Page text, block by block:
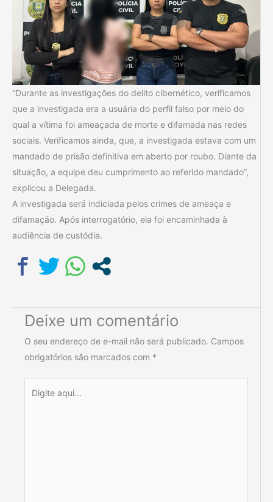
“Durante as investigações do delito cibernético, verificamos
que a investigada era a usuária do perfil falso por meio do
qual a vítima foi ameaçada de morte e difamada nas redes
sociais. Verificamos ainda, que, a investigada estava com um
mandado de prisão definitiva em aberto por roubo. Diante da
situação, a equipe deu cumprimento ao referido mandado”,
explicou a Delegada.
A investigada será indiciada pelos crimes de ameaça e
difamação. Após interrogatório, ela foi encaminhada à
audiência de custódia.
Deixe um comentário
O seu endereço de e-mail não será publicado. Campos
obrigatórios são marcados com *
aqui...